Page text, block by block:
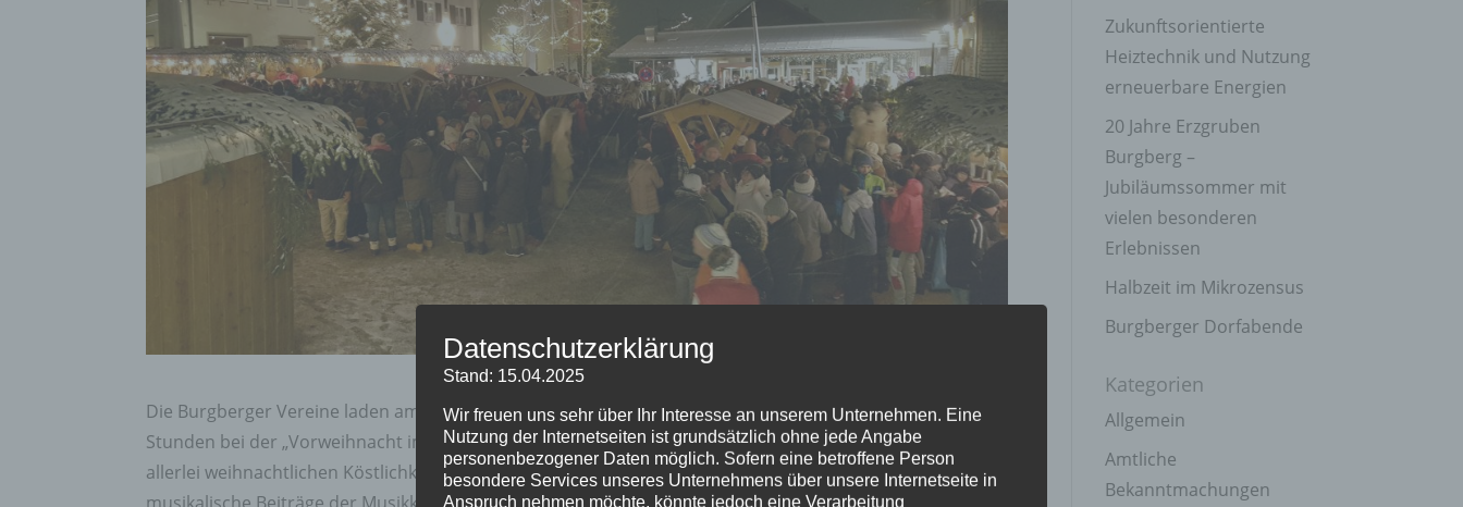
Die Burgberger Vereine laden am Samstag, den 13. Dezember 2025, ab 16 Uhrwieder zu adventlichen
Stunden bei der „Vorweihnacht im Dorf“ ein. Der kleine, gemütliche Weihnachtsmarkt bietet neben
allerlei weihnachtlichen Köstlichkeiten auch Selbstgebasteltes. Für die passende Stimmung sorgen
Zukunftsorientierte
Heiztechnik und Nutzung
erneuerbare Energien
20 Jahre Erzgruben
Burgberg –
Jubiläumssommer mit
vielen besonderen
Erlebnissen
Halbzeit im Mikrozensus
Burgberger Dorfabende
Kategorien
Allgemein
Amtliche
Bekanntmachungen
Datenschutzerklärung
Stand: 15.04.2025
Wir freuen uns sehr über Ihr Interesse an unserem Unternehmen. Eine
Nutzung der Internetseiten ist grundsätzlich ohne jede Angabe
personenbezogener Daten möglich. Sofern eine betroffene Person
besondere Services unseres Unternehmens über unsere Internetseite in
Anspruch nehmen möchte, könnte jedoch eine Verarbeitung